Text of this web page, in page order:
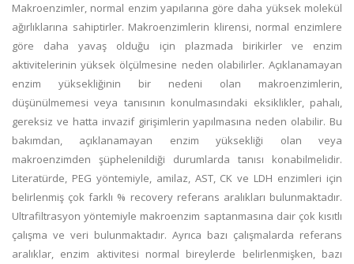
Makroenzimler, normal enzim yapılarına göre daha yüksek molekül
ağırlıklarına sahiptirler. Makroenzimlerin klirensi, normal enzimlere
göre daha yavaş olduğu için plazmada birikirler ve enzim
aktivitelerinin yüksek ölçülmesine neden olabilirler. Açıklanamayan
enzim yüksekliğinin bir nedeni olan makroenzimlerin,
düşünülmemesi veya tanısının konulmasındaki eksiklikler, pahalı,
gereksiz ve hatta invazif girişimlerin yapılmasına neden olabilir. Bu
bakımdan, açıklanamayan enzim yüksekliği olan veya
makroenzimden şüphelenildiği durumlarda tanısı konabilmelidir.
Literatürde, PEG yöntemiyle, amilaz, AST, CK ve LDH enzimleri için
belirlenmiş çok farklı % recovery referans aralıkları bulunmaktadır.
Ultrafiltrasyon yöntemiyle makroenzim saptanmasına dair çok kısıtlı
çalışma ve veri bulunmaktadır. Ayrıca bazı çalışmalarda referans
aralıklar, enzim aktivitesi normal bireylerde belirlenmişken, bazı